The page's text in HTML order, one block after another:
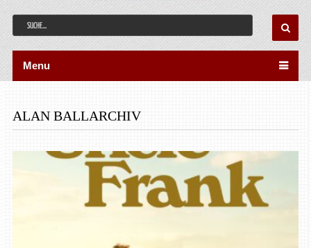
Menu
ALAN BALLARCHIV